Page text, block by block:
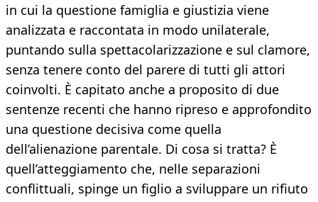
in cui la questione famiglia e giustizia viene
analizzata e raccontata in modo unilaterale,
puntando sulla spettacolarizzazione e sul clamore,
senza tenere conto del parere di tutti gli attori
coinvolti. È capitato anche a proposito di due
sentenze recenti che hanno ripreso e approfondito
una questione decisiva come quella
dell’alienazione parentale. Di cosa si tratta? È
quell’atteggiamento che, nelle separazioni
conflittuali, spinge un figlio a sviluppare un rifiuto